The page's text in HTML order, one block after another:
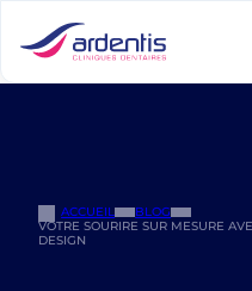
contenu
ACCUEIL
BLOG
VOTRE SOURIRE SUR MESURE
DESIGN